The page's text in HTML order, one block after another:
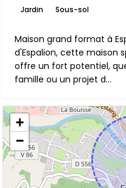
Jardin Sous-sol
Maison grand format à
d'Espalion, cette maison
offre un fort potentiel,
famille ou un projet d...
+
−